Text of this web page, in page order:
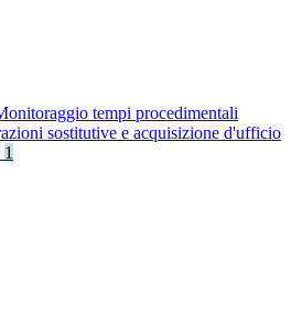
tempi procedimentali
sostitutive e acquisizione d'ufficio
1